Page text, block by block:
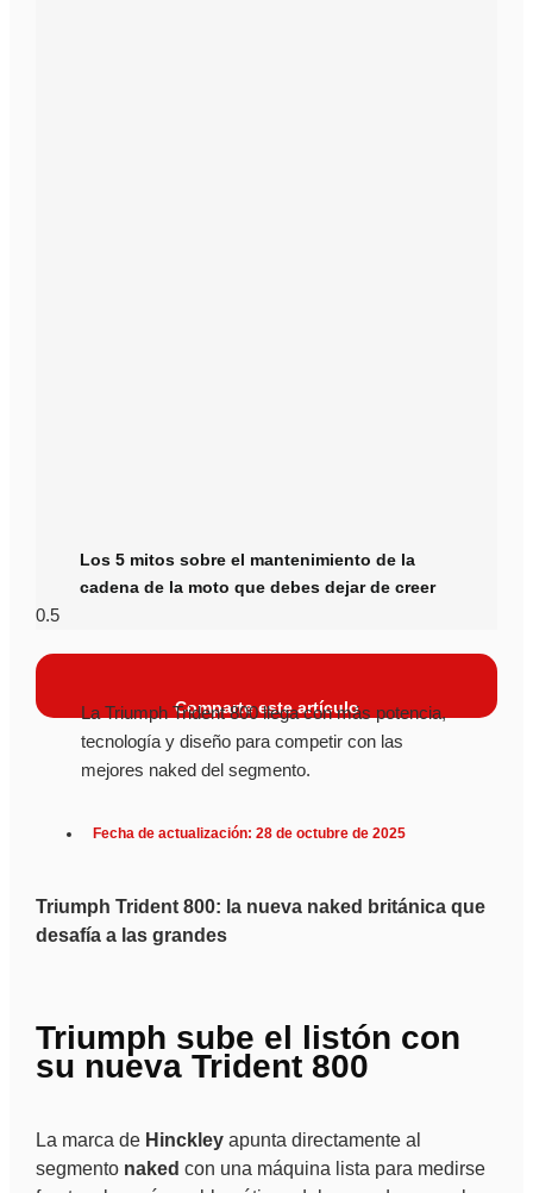
Los 5 mitos sobre el mantenimiento de la
cadena de la moto que debes dejar de creer
Comparte este artículo
La Triumph Trident 800 llega con más potencia,
tecnología y diseño para competir con las
mejores naked del segmento.
Fecha de actualización: 28 de octubre de 2025
Triumph Trident 800: la nueva naked británica que
desafía a las grandes
Triumph sube el listón con
su nueva Trident 800
La marca de Hinckleyapunta directamente al
segmento naked con una máquina lista para medirse